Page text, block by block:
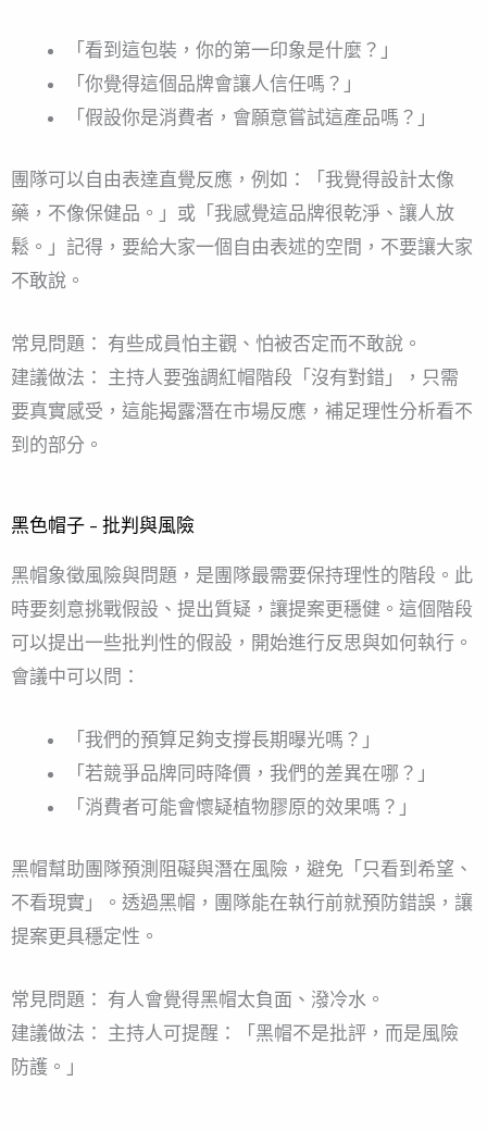
「看到這包裝，你的第一印象是什麼？」
「你覺得這個品牌會讓人信任嗎？」
「假設你是消費者，會願意嘗試這產品嗎？」
團隊可以自由表達直覺反應，例如：「我覺得設計太像
藥，不像保健品。」或「我感覺這品牌很乾淨、讓人放
鬆。」記得，要給大家一個自由表述的空間，不要讓大家
不敢說。
常見問題： 有些成員怕主觀、怕被否定而不敢說。
建議做法： 主持人要強調紅帽階段「沒有對錯」，只需
要真實感受，這能揭露潛在市場反應，補足理性分析看不
到的部分。
黑色帽子 – 批判與風險
黑帽象徵風險與問題，是團隊最需要保持理性的階段。此
時要刻意挑戰假設、提出質疑，讓提案更穩健。這個階段
可以提出一些批判性的假設，開始進行反思與如何執行。
會議中可以問：
「我們的預算足夠支撐長期曝光嗎？」
「若競爭品牌同時降價，我們的差異在哪？」
「消費者可能會懷疑植物膠原的效果嗎？」
黑帽幫助團隊預測阻礙與潛在風險，避免「只看到希望、
不看現實」。透過黑帽，團隊能在執行前就預防錯誤，讓
提案更具穩定性。
常見問題： 有人會覺得黑帽太負面、潑冷水。
建議做法： 主持人可提醒：「黑帽不是批評，而是風險
防護。」